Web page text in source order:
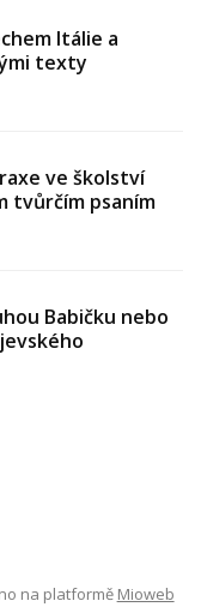
Itálie a
texty
ve školství
tvůrčím psaním
Babičku nebo
na platformě Mioweb